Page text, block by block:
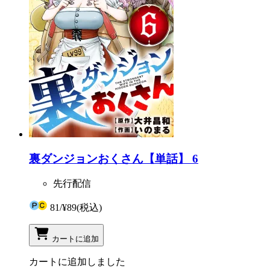
裏ダンジョンおくさん【単話】 6
先行配信
81/¥89(税込)
カートに追加
カートに追加しました